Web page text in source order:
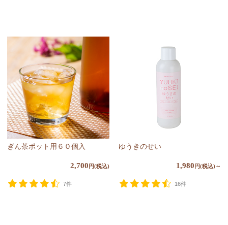
ぎん茶ポット用６０個入
2,700 円(税込)
7件
ゆうきのせい
1,980 円(税込)～
16件